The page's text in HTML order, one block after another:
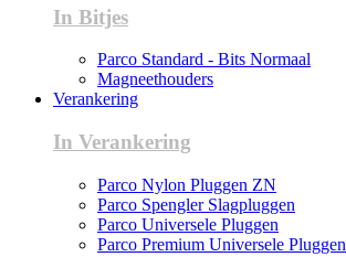
In Bitjes
Parco Standard - Bits Normaal
Magneethouders
Verankering
In Verankering
Parco Nylon Pluggen ZN
Parco Spengler Slagpluggen
Parco Universele Pluggen
Parco Premium Universele Pluggen